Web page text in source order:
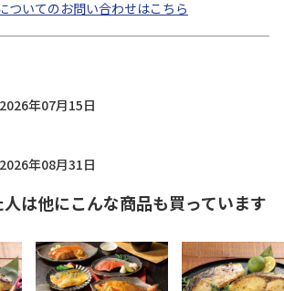
ついてのお問い合わせはこちら
年07月15日
年08月31日
は他にこんな商品も買っています